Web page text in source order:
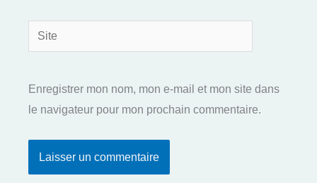
Site
Enregistrer mon nom, mon e-mail et mon site dans
le navigateur pour mon prochain commentaire.